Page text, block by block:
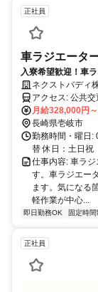
正社員
車ラジエータ
入寮希望歓迎！車
ネクストバディ
アクセス
月給328,000円
長崎県壱岐市
勤務時間・曜日:
替 休日：土日祝
仕事内容: 車ラ
す。車ラジエー
ます。気になる
軽作業が中心...
即日勤務OK 固定時間
正社員